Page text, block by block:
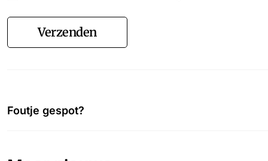
Verzenden
Foutje gespot?